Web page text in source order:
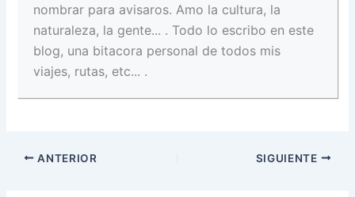
nombrar para avisaros. Amo la cultura, la
naturaleza, la gente... . Todo lo escribo en este
blog, una bitacora personal de todos mis
viajes, rutas, etc... .
ANTERIOR SIGUIENTE